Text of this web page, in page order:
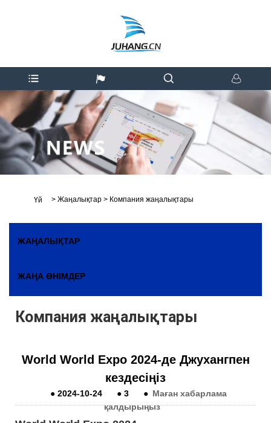
Үй > Жаңалықтар > Компания жаңалықтары
ЖАҢАЛЫҚТАР
ЖАҢА ӨНІМДЕР
Компания жаңалықтары
World World Expo 2024-де Джухангпен
кездесіңіз
● 2024-10-24 ● 3 ● Маған хабарлама
қалдырыңыз